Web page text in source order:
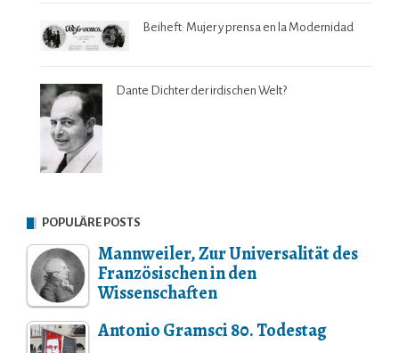
Beiheft: Mujer y prensa en la Modernidad
Dante Dichter der irdischen Welt?
POPULÄRE POSTS
Mannweiler, Zur Universalität des
Französischen in den
Wissenschaften
Antonio Gramsci 80. Todestag